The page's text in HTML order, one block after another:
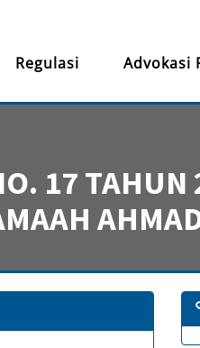
Regulasi Advokasi
17